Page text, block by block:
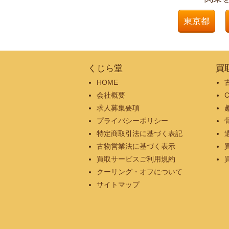
東京都
くじら堂
HOME
会社概要
求人募集要項
プライバシーポリシー
特定商取引法に基づく表記
古物営業法に基づく表示
買取サービスご利用規約
クーリング・オフについて
サイトマップ
買